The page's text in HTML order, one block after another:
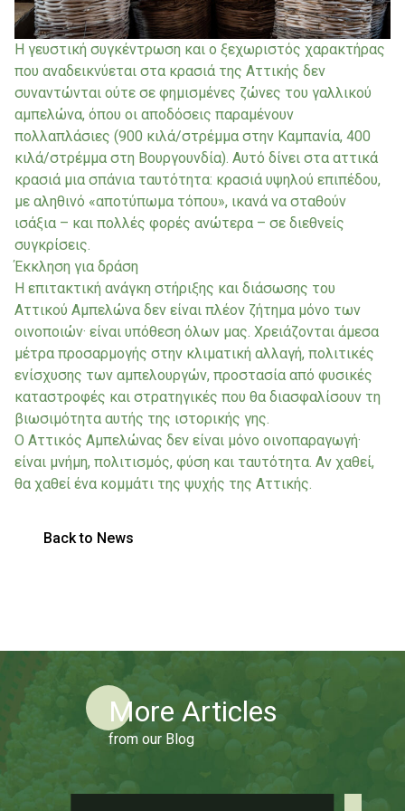
Η γευστική συγκέντρωση και ο ξεχωριστός χαρακτήρας
που αναδεικνύεται στα κρασιά της Αττικής δεν
συναντώνται ούτε σε φημισμένες ζώνες του γαλλικού
αμπελώνα, όπου οι αποδόσεις παραμένουν
πολλαπλάσιες (900 κιλά/στρέμμα στην Καμπανία, 400
κιλά/στρέμμα στη Βουργουνδία). Αυτό δίνει στα αττικά
κρασιά μια σπάνια ταυτότητα: κρασιά υψηλού επιπέδου,
με αληθινό «αποτύπωμα τόπου», ικανά να σταθούν
ισάξια – και πολλές φορές ανώτερα – σε διεθνείς
συγκρίσεις.
Έκκληση για δράση
Η επιτακτική ανάγκη στήριξης και διάσωσης του
Αττικού Αμπελώνα δεν είναι πλέον ζήτημα μόνο των
οινοποιών· είναι υπόθεση όλων μας. Χρειάζονται άμεσα
μέτρα προσαρμογής στην κλιματική αλλαγή, πολιτικές
ενίσχυσης των αμπελουργών, προστασία από φυσικές
καταστροφές και στρατηγικές που θα διασφαλίσουν τη
βιωσιμότητα αυτής της ιστορικής γης.
Ο Αττικός Αμπελώνας δεν είναι μόνο οινοπαραγωγή·
είναι μνήμη, πολιτισμός, φύση και ταυτότητα. Αν χαθεί,
θα χαθεί ένα κομμάτι της ψυχής της Αττικής.
Back to News
More Articles
from our Blog